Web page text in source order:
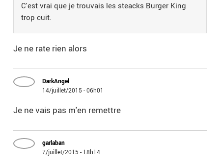
C'est vrai que je trouvais les steacks Burger King
trop cuit.
Je ne rate rien alors
DarkAngel
14/juillet/2015 - 06h01
Je ne vais pas m'en remettre
garlaban
7/juillet/2015 - 18h14